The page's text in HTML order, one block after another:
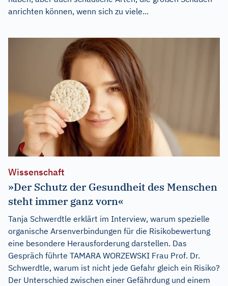
anrichten können, wenn sich zu viele...
Wissenschaft
»Der Schutz der Gesundheit des Menschen
steht immer ganz vorn«
Tanja Schwerdtle erklärt im Interview, warum spezielle
organische Arsenverbindungen für die Risikobewertung
eine besondere Herausforderung darstellen. Das
Gespräch führte TAMARA WORZEWSKI Frau Prof. Dr.
Schwerdtle, warum ist nicht jede Gefahr gleich ein Risiko?
Der Unterschied zwischen einer Gefährdung und einem